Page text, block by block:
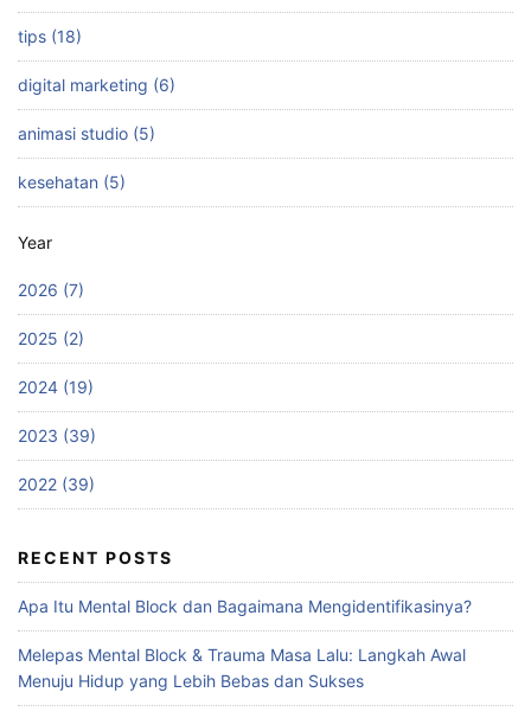
tips (18)
digital marketing (6)
animasi studio (5)
kesehatan (5)
Year
2026 (7)
2025 (2)
2024 (19)
2023 (39)
2022 (39)
RECENT POSTS
Apa Itu Mental Block dan Bagaimana Mengidentifikasinya?
Melepas Mental Block & Trauma Masa Lalu: Langkah Awal
Menuju Hidup yang Lebih Bebas dan Sukses